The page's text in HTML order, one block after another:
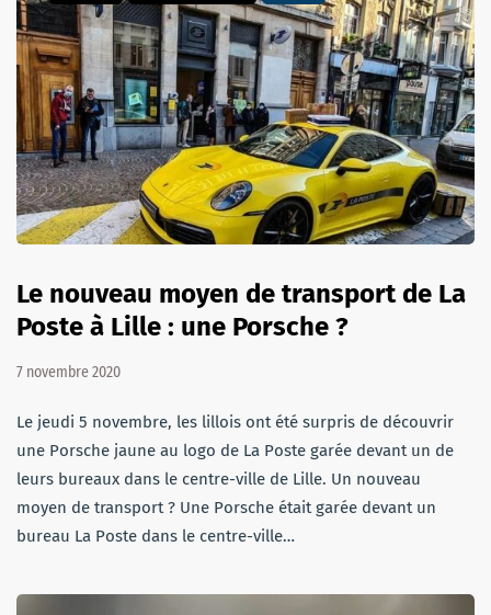
Le nouveau moyen de transport de La
Poste à Lille : une Porsche ?
7 novembre 2020
Le jeudi 5 novembre, les lillois ont été surpris de découvrir
une Porsche jaune au logo de La Poste garée devant un de
leurs bureaux dans le centre-ville de Lille. Un nouveau
moyen de transport ? Une Porsche était garée devant un
bureau La Poste dans le centre-ville…